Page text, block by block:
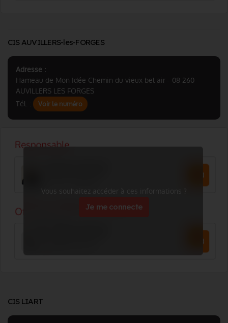
CIS AUVILLERS-les-FORGES
Adresse :
Hameau de Mon Idée Chemin du vieux bel air - 08 260
AUVILLERS LES FORGES
Tél. :
Voir le numéro
Vous souhaitez accéder à ces informations ?
Je me connecte
CIS LIART